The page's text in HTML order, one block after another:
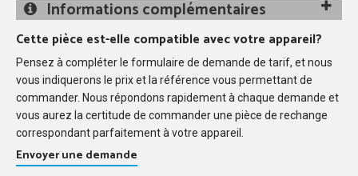
Informations complémentaires
Cette pièce est-elle compatible avec votre appareil?
Pensez à compléter le formulaire de demande de tarif, et nous
vous indiquerons le prix et la référence vous permettant de
commander. Nous répondons rapidement à chaque demande et
vous aurez la certitude de commander une pièce de rechange
correspondant parfaitement à votre appareil.
Envoyer une demande